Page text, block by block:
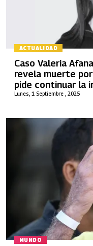
ACTUALIDAD
Lunes, 1 Septiembre , 2025
Caso Valeria
revela muerte
pide continuar la
MUNDO